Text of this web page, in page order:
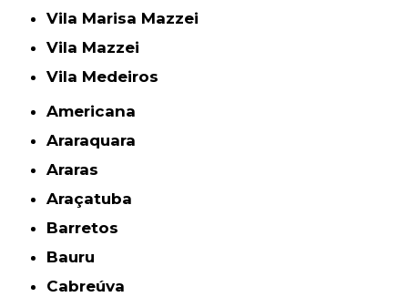
Vila Marisa Mazzei
Vila Mazzei
Vila Medeiros
Americana
Araraquara
Araras
Araçatuba
Barretos
Bauru
Cabreúva